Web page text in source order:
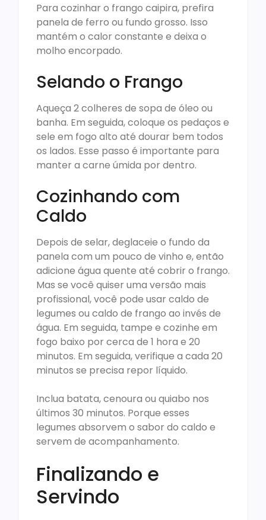
Para cozinhar o frango caipira, prefira
panela de ferro ou fundo grosso. Isso
mantém o calor constante e deixa o
molho encorpado.
Selando o Frango
Aqueça 2 colheres de sopa de óleo ou
banha. Em seguida, coloque os pedaços e
sele em fogo alto até dourar bem todos
os lados. Esse passo é importante para
manter a carne úmida por dentro.
Cozinhando com
Caldo
Depois de selar, deglaceie o fundo da
panela com um pouco de vinho e, então
adicione água quente até cobrir o frango.
Mas se você quiser uma versão mais
profissional, você pode usar caldo de
legumes ou caldo de frango ao invés de
água. Em seguida, tampe e cozinhe em
fogo baixo por cerca de 1 hora e 20
minutos. Em seguida, verifique a cada 20
minutos se precisa repor líquido.
Inclua batata, cenoura ou quiabo nos
últimos 30 minutos. Porque esses
legumes absorvem o sabor do caldo e
servem de acompanhamento.
Finalizando e
Servindo